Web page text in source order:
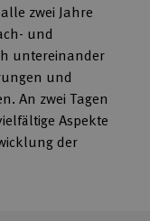
zwei Jahre
und
untereinander
und
An zwei Tagen
Aspekte
der